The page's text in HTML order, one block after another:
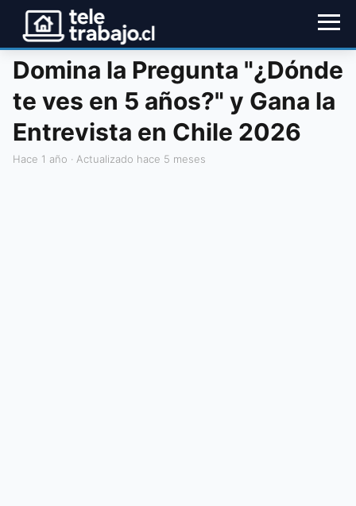
Domina la Pregunta "¿Dónde
te ves en 5 años?" y Gana la
Entrevista en Chile 2026
hace 1 año · Actualizado hace 5 meses